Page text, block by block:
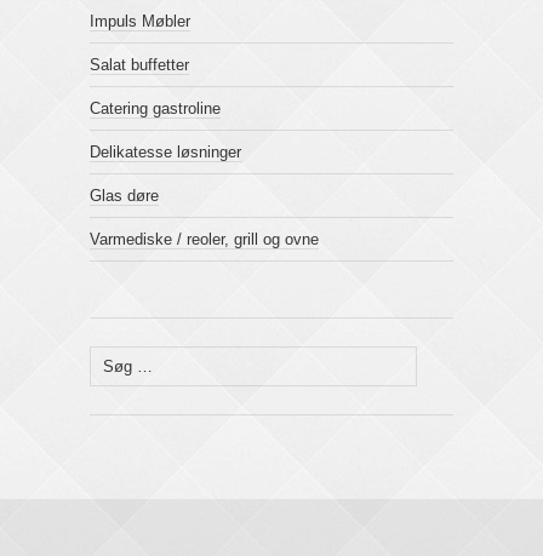
Impuls Møbler
Salat buffetter
Catering gastroline
Delikatesse løsninger
Glas døre
Varmediske / reoler, grill og ovne
Søg
efter: